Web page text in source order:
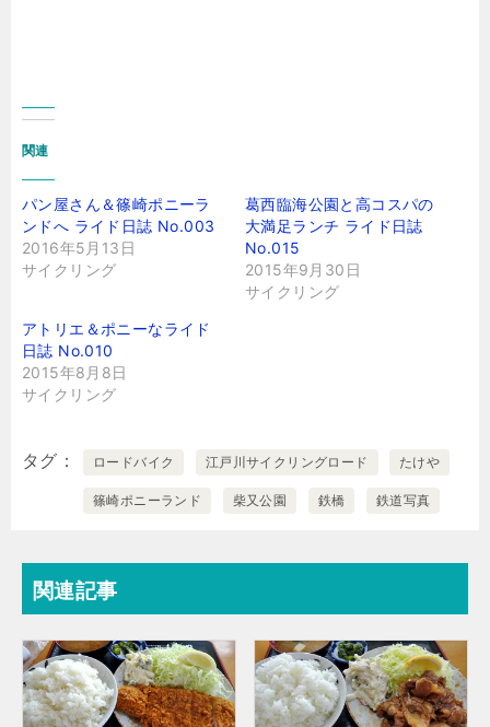
関連
パン屋さん＆篠崎ポニーラ
ンドへ ライド日誌 No.003
2016年5月13日
サイクリング
葛西臨海公園と高コスパの
大満足ランチ ライド日誌
No.015
2015年9月30日
サイクリング
アトリエ＆ポニーなライド
日誌 No.010
2015年8月8日
サイクリング
タグ ロードバイク 江戸川サイクリングロード たけや
篠崎ポニーランド 柴又公園 鉄橋 鉄道写真
関連記事